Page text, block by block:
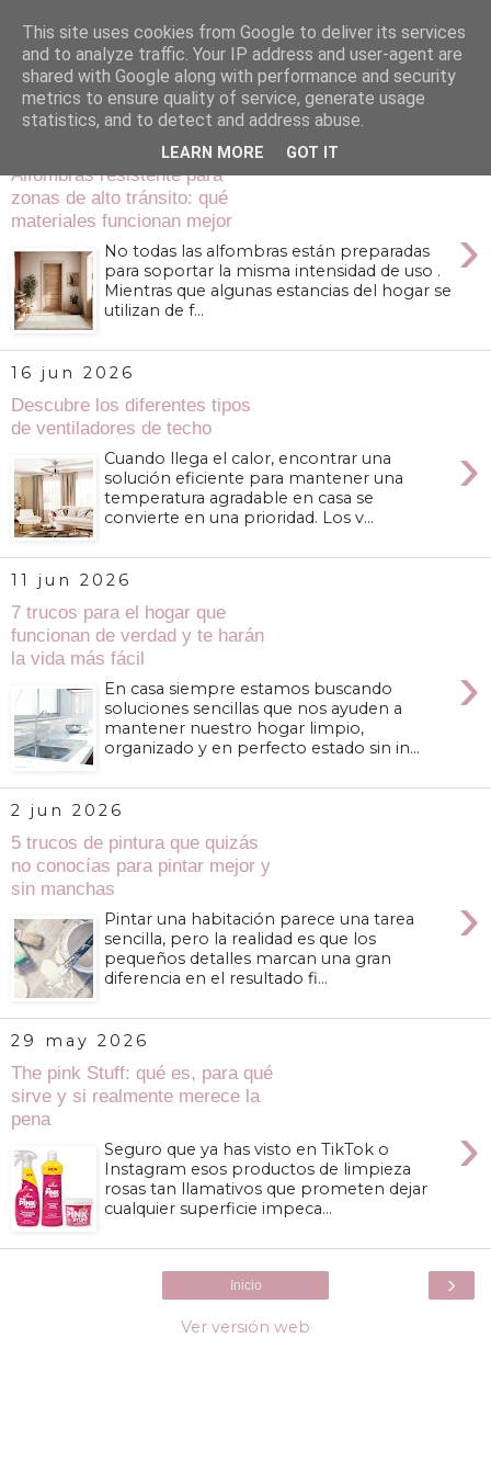
Alfombras resistente para
zonas de alto tránsito: qué
materiales funcionan mejor
›
No todas las alfombras están preparadas
para soportar la misma intensidad de uso .
Mientras que algunas estancias del hogar se
utilizan de f...
16 jun 2026
Descubre los diferentes tipos
de ventiladores de techo
›
Cuando llega el calor, encontrar una
solución eficiente para mantener una
temperatura agradable en casa se
convierte en una prioridad. Los v...
11 jun 2026
7 trucos para el hogar que
funcionan de verdad y te harán
la vida más fácil
›
En casa siempre estamos buscando
soluciones sencillas que nos ayuden a
mantener nuestro hogar limpio,
organizado y en perfecto estado sin in...
2 jun 2026
5 trucos de pintura que quizás
no conocías para pintar mejor y
sin manchas
›
Pintar una habitación parece una tarea
sencilla, pero la realidad es que los
pequeños detalles marcan una gran
diferencia en el resultado fi...
29 may 2026
The pink Stuff: qué es, para qué
sirve y si realmente merece la
pena
›
Seguro que ya has visto en TikTok o
Instagram esos productos de limpieza
rosas tan llamativos que prometen dejar
cualquier superficie impeca...
›
Inicio
Ver versión web
This site uses cookies from Google to deliver its services
and to analyze traffic. Your IP address and user-agent are
shared with Google along with performance and security
metrics to ensure quality of service, generate usage
statistics, and to detect and address abuse.
LEARN MORE GOT IT